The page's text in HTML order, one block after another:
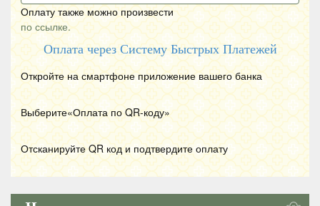
Оплату также можно произвести
по ссылке.
Оплата через Систему Быстрых Платежей
Откройте на смартфоне приложение вашего банка
Выберите«Оплата по QR-коду»
Отсканируйте QR код и подтвердите оплату